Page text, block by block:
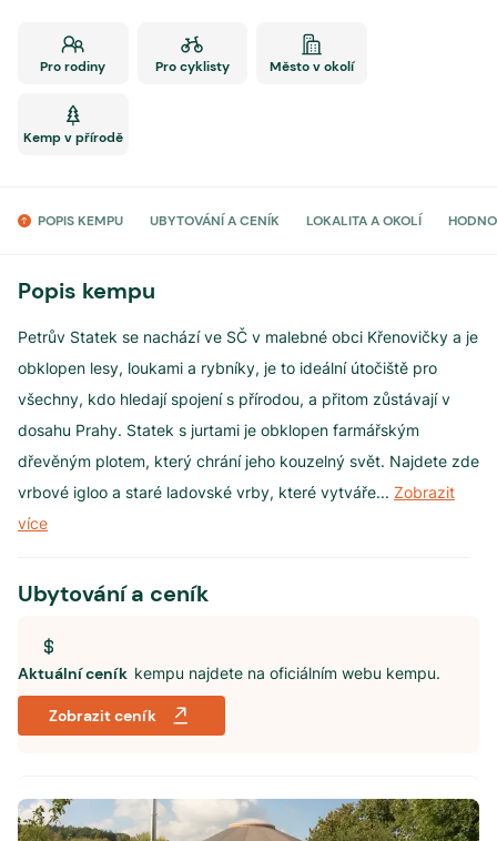
Pro rodiny Pro cyklisty Město v okolí
Kemp v přírodě
POPIS KEMPU UBYTOVÁNÍ A CENÍK LOKALITA A OKOLÍ
Popis kempu
Petrův Statek se nachází ve SČ v malebné obci Křenovičky a je
obklopen lesy, loukami a rybníky, je to ideální útočiště pro
všechny, kdo hledají spojení s přírodou, a přitom zůstávají v
dosahu Prahy. Statek s jurtami je obklopen farmářským
dřevěným plotem, který chrání jeho kouzelný svět. Najdete zde
vrbové igloo a staré ladovské vrby, které vytváře... Zobrazit
více
Ubytování a ceník
Aktuální ceník kempu najdete na oficiálním webu kempu.
Zobrazit ceník